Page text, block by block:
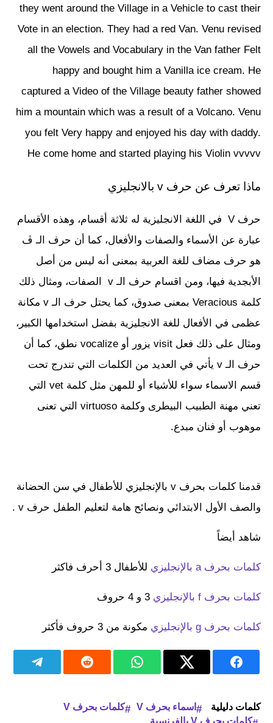
they went around the Village in a Vehicle to cast their
Vote in an election. They had a red Van. Venu revised
all the Vowels and Vocabulary in the Van father Felt
happy and bought him a Vanilla ice cream. He
captured a Video of the Village beauty father showed
him a mountain which was a result of a Volcano. Venu
you felt Very happy and enjoyed his day with daddy.
He come home and started playing his Violin vvvvv
ماذا تعرف عن حرف v بالانجليزي
حرف V في اللغة الانجليزية له ثلاثة أقسام، وهذه الأقسام
عبارة عن الأسماء والصفات والأفعال، كما أن حرف الـ ڤ
هو حرف مضاف للغة العربية بمعنى أنه ليس من أصل
الأبجدية فيها، ومن اقسام حرف الـ v الصفات، ومثال ذلك
كلمة Veracious بمعنى صدوق، كما يحتل حرف الـ v مكانة
عظمى في الأفعال للغة الانجليزية بفضل استخدامها الكبير،
ومثال على ذلك فعل visit يزور أو vocalize نطق، كما أن
حرف الـ v يأتي في العديد من الكلمات التي تندرج تحت
قسم الاسماء سواء للأشياء أو للمهن مثل كلمة vet التي
تعني مهنة الطبيب البيطرى وكلمة virtuoso التي تعنى
موهوب أو فنان مبدع.
قدمنا كلمات بحرف v بالإنجليزي للأطفال في سن الحضانة
والصف الأول الابتدائي ونصائح هامة لتعليم الطفل حرف v .
شاهد أيضاً
كلمات بحرف a بالإنجليزي للأطفال 3 أحرف فاكثر
كلمات بحرف f بالإنجليزي
كلمات بحرف g بالإنجليزي مكونة من 3 حروف فأكثر
كلمات دليلية اسماء بحرف V
كلمات بحرف V
كلمات بحرف V بالفرنسية